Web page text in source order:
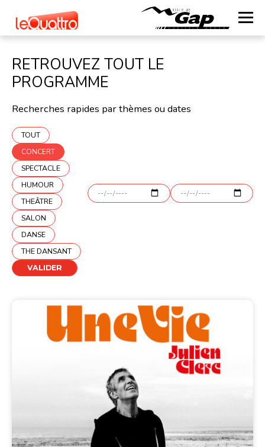
RETROUVEZ TOUT LE
PROGRAMME
Recherches rapides par thèmes ou dates
TOUT
CONCERT
SPECTACLE
HUMOUR
THEÂTRE
SALON
DANSE
THE DANSANT